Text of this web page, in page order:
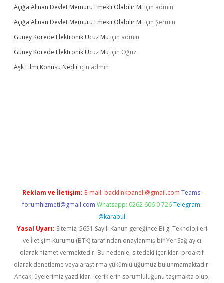
Açığa Alınan Devlet Memuru Emekli Olabilir Mi için admin
Açığa Alınan Devlet Memuru Emekli Olabilir Mi için Şermin
Güney Korede Elektronik Ucuz Mu için admin
Güney Korede Elektronik Ucuz Mu için Oğuz
Aşk Filmi Konusu Nedir için admin
Reklam ve İletişim: E-mail: backlinkpaneli@gmail.com Teams:
forumhizmeti@gmail.com Whatsapp: 0262 606 0 726 Telegram:
@karabul
Yasal Uyarı: Sitemiz, 5651 Sayılı Kanun gereğince Bilgi Teknolojileri
ve İletişim Kurumu (BTK) tarafından onaylanmış bir Yer Sağlayıcı
olarak hizmet vermektedir. Bu nedenle, sitedeki içerikleri proaktif
olarak denetleme veya araştırma yükümlülüğümüz bulunmamaktadır.
Ancak, üyelerimiz yazdıkları içeriklerin sorumluluğunu taşımakta olup,